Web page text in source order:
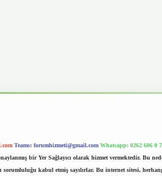
Teams: forumhizmeti@gmail.com Whatsapp: 0262 606 0
bir Yer Sağlayıcı olarak hizmet vermektedir. Bu
kabul etmiş sayılırlar. Bu internet sitesi,